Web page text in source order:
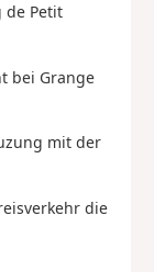
de Petit
bei Grange
mit der
die